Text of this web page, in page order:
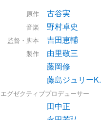
原作 古谷実
音楽 野村卓史
監督・脚本 吉田恵輔
製作
由里敬三
藤岡修
藤島ジュリーK.
エグゼクティブプロデューサー
田中正